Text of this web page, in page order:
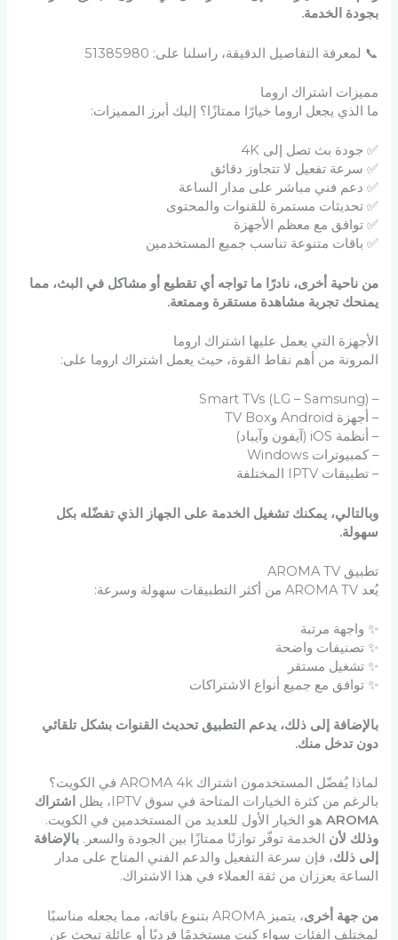
بجودة الخدمة.
📞 لمعرفة التفاصيل الدقيقة، راسلنا على: 51385980
مميزات اشتراك اروما
ما الذي يجعل اروما خيارًا ممتازًا؟ إليك أبرز المميزات:
✅ جودة بث تصل إلى 4K
✅ سرعة تفعيل لا تتجاوز دقائق
✅ دعم فني مباشر على مدار الساعة
✅ تحديثات مستمرة للقنوات والمحتوى
✅ توافق مع معظم الأجهزة
✅ باقات متنوعة تناسب جميع المستخدمين
من ناحية أخرى، نادرًا ما تواجه أي تقطيع أو مشاكل في البث، مما
يمنحك تجربة مشاهدة مستقرة وممتعة.
الأجهزة التي يعمل عليها اشتراك اروما
المرونة من أهم نقاط القوة، حيث يعمل اشتراك اروما على:
– Smart TVs (LG – Samsung)
– أجهزة Android وTV Box
– أنظمة iOS (آيفون وآيباد)
– كمبيوترات Windows
– تطبيقات IPTV المختلفة
وبالتالي، يمكنك تشغيل الخدمة على الجهاز الذي تفضّله بكل
سهولة.
تطبيق AROMA TV
يُعد AROMA TV من أكثر التطبيقات سهولة وسرعة:
✨ واجهة مرتبة
✨ تصنيفات واضحة
✨ تشغيل مستقر
✨ توافق مع جميع أنواع الاشتراكات
بالإضافة إلى ذلك، يدعم التطبيق تحديث القنوات بشكل تلقائي
دون تدخل منك.
لماذا يُفضّل المستخدمون اشتراك AROMA 4k في الكويت؟
بالرغم من كثرة الخيارات المتاحة في سوق IPTV، يظل
اشتراك
AROMA هو الخيار الأول للعديد من المستخدمين في الكويت.
وذلك لأن الخدمة توفّر توازنًا ممتازًا بين الجودة والسعر.بالإضافة
إلى ذلك، فإن سرعة التفعيل والدعم الفني المتاح على مدار
الساعة يعززان من ثقة العملاء في هذا الاشتراك.
من جهة أخرى
، يتميز AROMA بتنوع باقاته، مما يجعله مناسبًا
لمختلف الفئات سواء كنت مستخدمًا فرديًا أو عائلة تبحث عن